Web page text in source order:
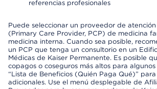
referencias profesionales
Puede seleccionar un proveedor de
(Primary Care Provider, PCP) de medicina
medicina interna. Cuando sea posible,
un PCP que tenga un consultorio en un
Médicas de Kaiser Permanente. Es posible
copagos o coseguros más altos para algunos
“Lista de Beneficios (Quién Paga Qué)”
adicionales. Use el menú desplegable de